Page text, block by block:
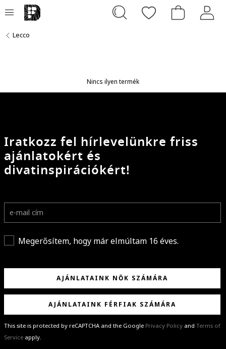
Lecco
Nincs ilyen termék
Iratkozz fel hírlevelünkre friss
ajánlatokért és
divatinspirációkért!
Megerősítem, hogy már elmúltam 16 éves.
AJÁNLATAINK NŐK SZÁMÁRA
AJÁNLATAINK FÉRFIAK SZÁMÁRA
This site is protected by reCAPTCHA and the Google Privacy Policy and Terms of
Service apply.